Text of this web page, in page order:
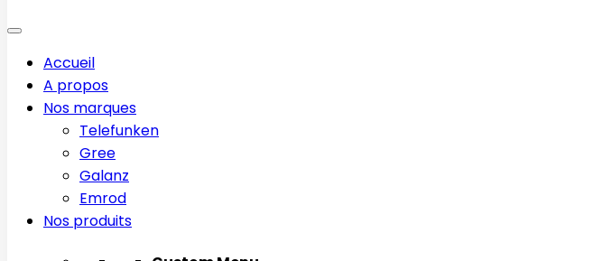
Accueil
A propos
Nos marques
Telefunken
Gree
Galanz
Emrod
Nos produits